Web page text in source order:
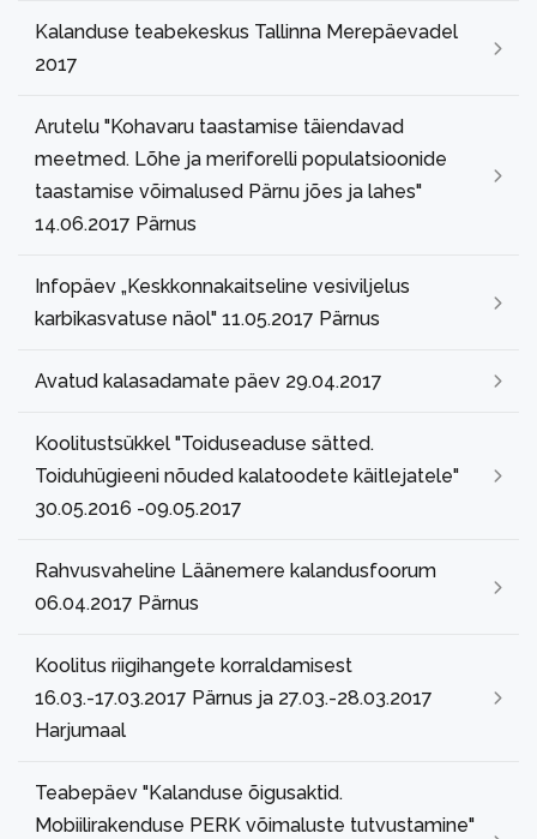
Kalanduse teabekeskus Tallinna Merepäevadel
2017
Arutelu "Kohavaru taastamise täiendavad
meetmed. Lõhe ja meriforelli populatsioonide
taastamise võimalused Pärnu jões ja lahes"
14.06.2017 Pärnus
Infopäev „Keskkonnakaitseline vesiviljelus
karbikasvatuse näol" 11.05.2017 Pärnus
Avatud kalasadamate päev 29.04.2017
Koolitustsükkel "Toiduseaduse sätted.
Toiduhügieeni nõuded kalatoodete käitlejatele"
30.05.2016 -09.05.2017
Rahvusvaheline Läänemere kalandusfoorum
06.04.2017 Pärnus
Koolitus riigihangete korraldamisest
16.03.-17.03.2017 Pärnus ja 27.03.-28.03.2017
Harjumaal
Teabepäev "Kalanduse õigusaktid.
Mobiilirakenduse PERK võimaluste tutvustamine"